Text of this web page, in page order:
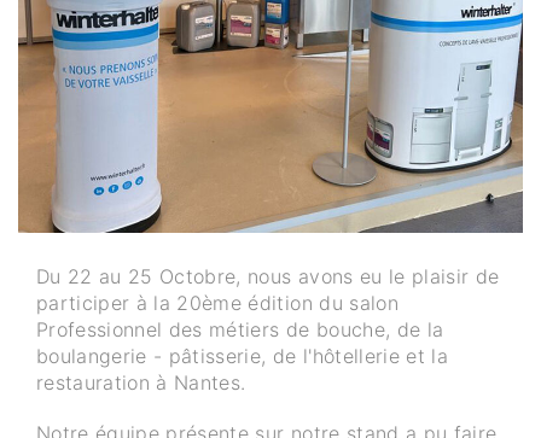
Du 22 au 25 Octobre, nous avons eu le plaisir de
participer à la 20ème édition du salon
Professionnel des métiers de bouche, de la
boulangerie - pâtisserie, de l'hôtellerie et la
restauration à Nantes.